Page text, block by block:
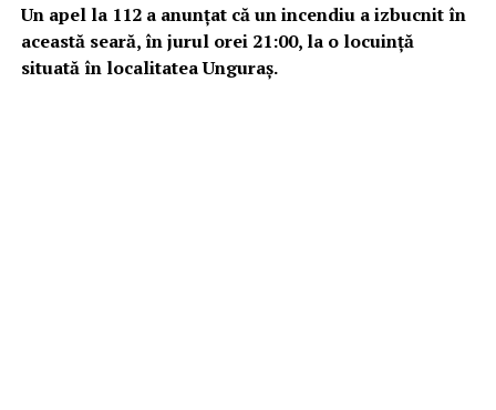
Un apel la 112 a anunțat că un incendiu a izbucnit în
această seară, în jurul orei 21:00, la o locuință
situată în localitatea Unguraș.